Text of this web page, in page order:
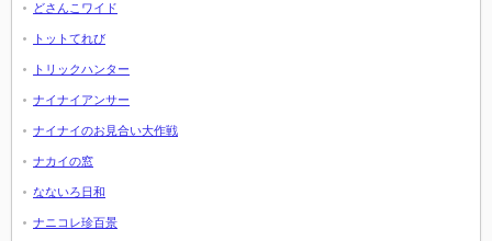
どさんこワイド
トットてれび
トリックハンター
ナイナイアンサー
ナイナイのお見合い大作戦
ナカイの窓
なないろ日和
ナニコレ珍百景